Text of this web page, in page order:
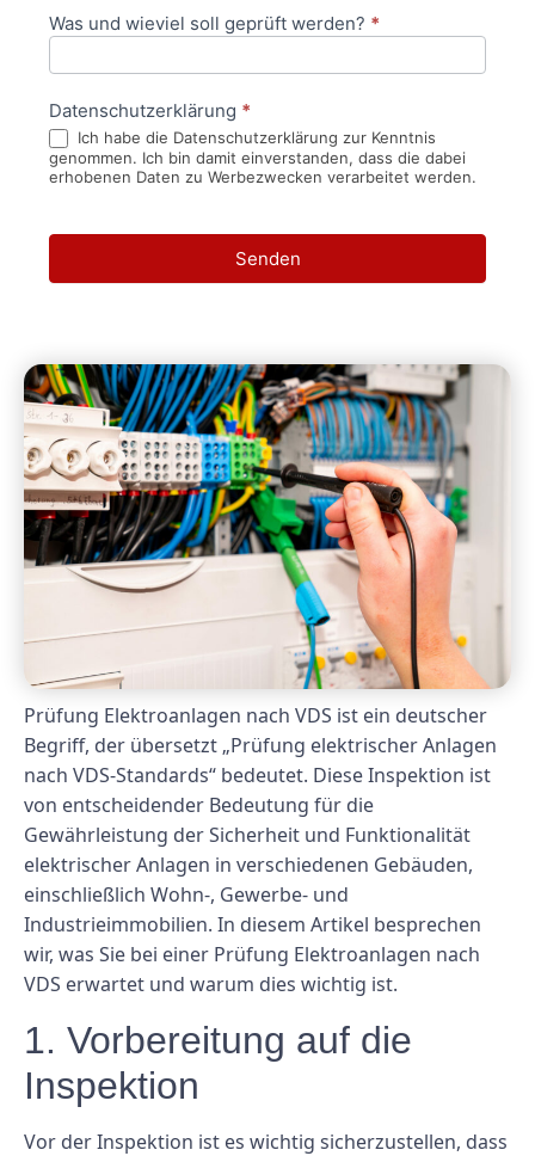
Was und wieviel soll geprüft werden? *
Datenschutzerklärung *
Ich habe die Datenschutzerklärung zur Kenntnis
genommen. Ich bin damit einverstanden, dass die dabei
erhobenen Daten zu Werbezwecken verarbeitet werden.
Senden
Prüfung Elektroanlagen nach VDS ist ein deutscher
Begriff, der übersetzt „Prüfung elektrischer Anlagen
nach VDS-Standards“ bedeutet. Diese Inspektion ist
von entscheidender Bedeutung für die
Gewährleistung der Sicherheit und Funktionalität
elektrischer Anlagen in verschiedenen Gebäuden,
einschließlich Wohn-, Gewerbe- und
Industrieimmobilien. In diesem Artikel besprechen
wir, was Sie bei einer Prüfung Elektroanlagen nach
VDS erwartet und warum dies wichtig ist.
1. Vorbereitung auf die
Inspektion
Vor der Inspektion ist es wichtig sicherzustellen, dass